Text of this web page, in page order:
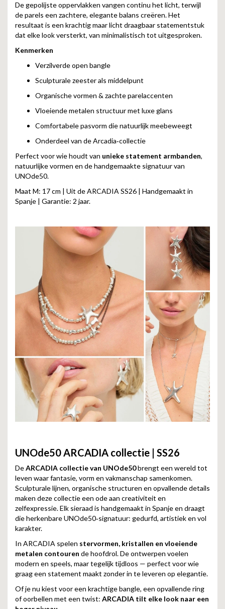
De gepolijste oppervlakken vangen continu het licht, terwijl
de parels een zachtere, elegante balans creëren. Het
resultaat is een krachtig maar licht draagbaar statementstuk
dat elke look versterkt, van minimalistisch tot uitgesproken.
Kenmerken
Verzilverde open bangle
Sculpturale zeester als middelpunt
Organische vormen & zachte parelaccenten
Vloeiende metalen structuur met luxe glans
Comfortabele pasvorm die natuurlijk meebeweegt
Onderdeel van de Arcadia‑collectie
Perfect voor wie houdt van unieke statement armbanden,
natuurlijke vormen en de handgemaakte signatuur van
UNOde50.
Maat M: 17 cm | Uit de ARCADIA SS26 | Handgemaakt in
Spanje | Garantie: 2 jaar.
UNOde50 ARCADIA collectie | SS26
DeARCADIA collectie van UNOde50brengt een wereld tot
leven waar fantasie, vorm en vakmanschap samenkomen.
Sculpturale lijnen, organische structuren en opvallende details
maken deze collectie een ode aan creativiteit en
zelfexpressie. Elk sieraad is handgemaakt in Spanje en draagt
die herkenbare UNOde50‑signatuur: gedurfd, artistiek en vol
karakter.
In ARCADIA spelen stervormen, kristallen en vloeiende
metalen contouren de hoofdrol. De ontwerpen voelen
modern en speels, maar tegelijk tijdloos — perfect voor wie
graag een statement maakt zonder in te leveren op elegantie.
Of je nu kiest voor een krachtige bangle, een opvallende ring
of oorbellen met een twist: ARCADIA tilt elke look naar een